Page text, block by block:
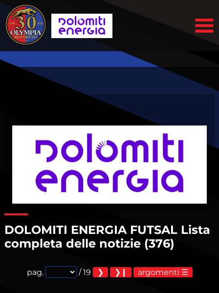
DOLOMITI ENERGIA FUTSALLista
completa delle notizie (376)
pag. / 19 argomenti
degli
argomenti
delle
notizie:
Femminile
Serie A2
Serie A2
Serie B
Società